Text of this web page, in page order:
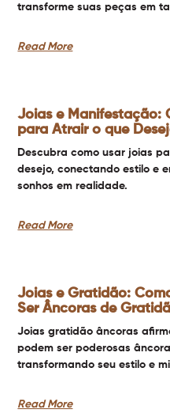
transforme suas peças em
Read More
Joias e Manifestação:
para Atrair o que
Descubra como usar joias
desejo, conectando estilo e
sonhos em realidade.
Read More
Joias e Gratidão:
Ser Âncoras de
Joias gratidão âncoras
podem ser poderosas
transformando seu estilo e
Read More